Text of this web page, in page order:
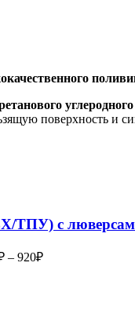
поверхность и
ТПУ) с
– 920₽